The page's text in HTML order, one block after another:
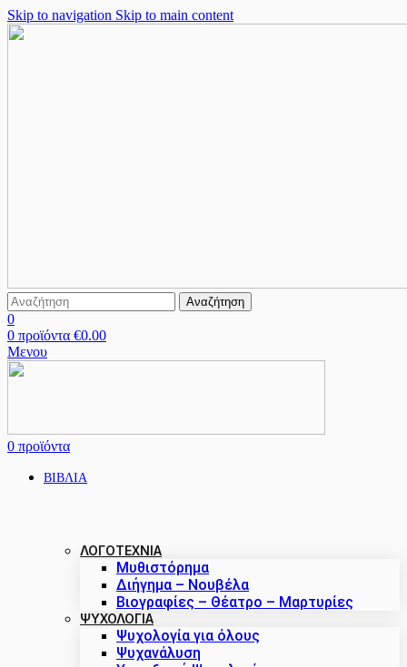
Skip to navigation Skip to main content
Αναζήτηση
0
0 προϊόντα €0.00
Μενου
0 προϊόντα
ΒΙΒΛΙΑ
ΛΟΓΟΤΕΧΝΙΑ
Μυθιστόρημα
Διήγημα – Νουβέλα
Βιογραφίες – Θέατρο – Μαρτυρίες
ΨΥΧΟΛΟΓΙΑ
Ψυχολογία για όλους
Ψυχανάλυση